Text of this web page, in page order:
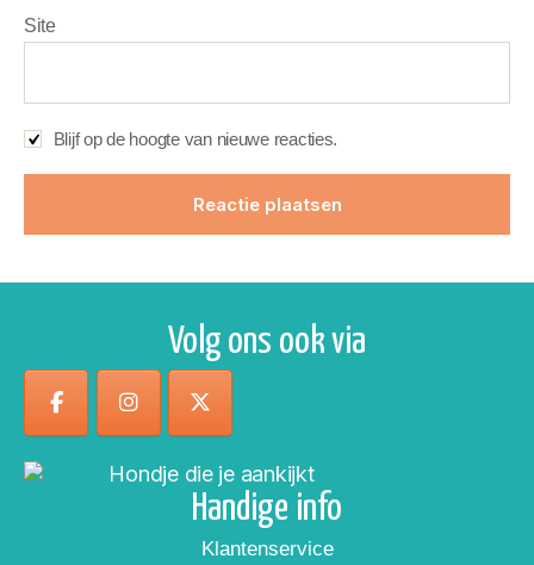
Site
Blijf op de hoogte van nieuwe reacties.
Volg ons ook via
Handige info
Klantenservice